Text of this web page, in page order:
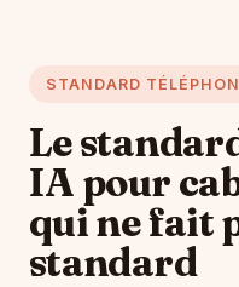
STANDARD
Le
IA pour
qui ne fait
standard